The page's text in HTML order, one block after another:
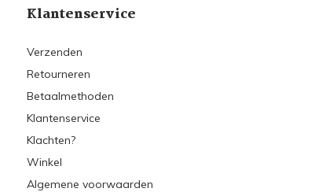
Klantenservice
Verzenden
Retourneren
Betaalmethoden
Klantenservice
Klachten?
Winkel
Algemene voorwaarden